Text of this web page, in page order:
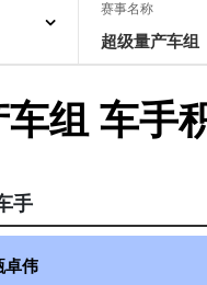
赛事名称
超级量产车组
组 车手
手
卓伟